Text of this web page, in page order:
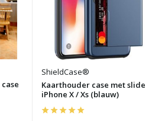
ShieldCase®
Kaarthouder case met slide
iPhone X / Xs (blauw)